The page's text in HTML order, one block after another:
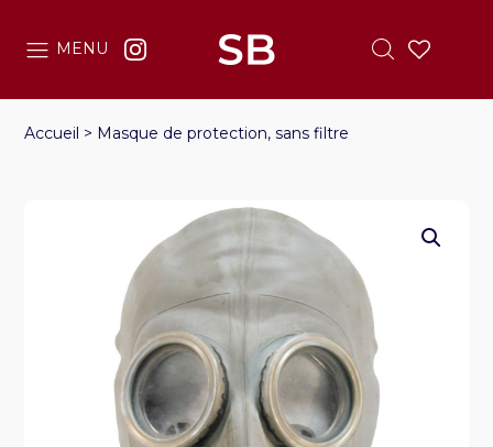
MENU
Accueil > Masque de protection, sans filtre